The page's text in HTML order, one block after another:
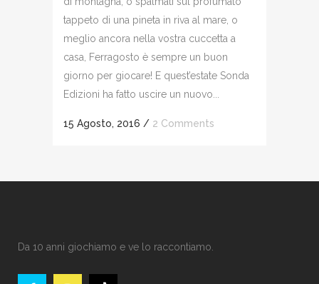
tappeto di una pineta in riva al mare, o
meglio ancora nella vostra cuccetta a
casa, Ferragosto è sempre un buon
giorno per giocare! E quest’estate Sonda
Edizioni ha fatto uscire un nuovo...
15 Agosto, 2016 / 2 Comments
Da 10 anni giochiamo e ve lo raccontiamo.